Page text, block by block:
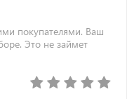
покупателями. Ваш
Это не займет